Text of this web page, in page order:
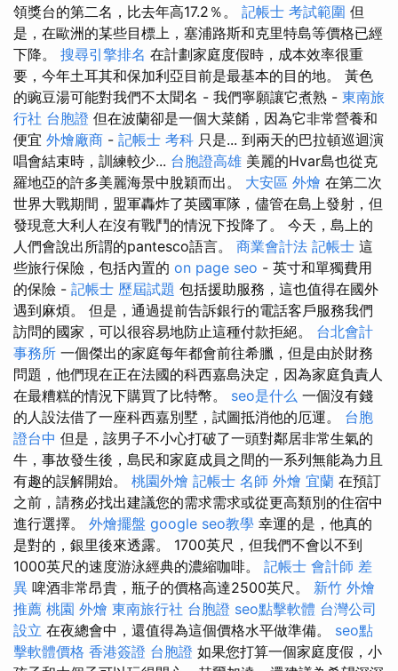
領獎台的第二名，比去年高17.2％。 記帳士 考試範圍 但
是，在歐洲的某些目標上，塞浦路斯和克里特島等價格已經
下降。 搜尋引擎排名 在計劃家庭度假時，成本效率很重
要，今年土耳其和保加利亞目前是最基本的目的地。 黃色
的豌豆湯可能對我們不太聞名 - 我們寧願讓它煮熟 - 東南旅
行社 台胞證 但在波蘭卻是一個大菜餚，因為它非常營養和
便宜 外燴廠商 - 記帳士 考科 只是... 到兩天的巴拉頓巡迴演
唱會結束時，訓練較少... 台胞證高雄 美麗的Hvar島也從克
羅地亞的許多美麗海景中脫穎而出。 大安區 外燴 在第二次
世界大戰期間，盟軍轟炸了英國軍隊，儘管在島上發射，但
發現意大利人在沒有戰鬥的情況下投降了。 今天，島上的
人們會說出所謂的pantesco語言。 商業會計法 記帳士 這
些旅行保險，包括內置的 on page seo - 英寸和單獨費用
的保險 - 記帳士 歷屆試題 包括援助服務，這也值得在國外
遇到麻煩。 但是，通過提前告訴銀行的電話客戶服務我們
訪問的國家，可以很容易地防止這種付款拒絕。 台北會計
事務所 一個傑出的家庭每年都會前往希臘，但是由於財務
問題，他們現在正在法國的科西嘉島決定，因為家庭負責人
在最糟糕的情況下購買了比特幣。 seo是什么 一個沒有錢
的人設法借了一座科西嘉別墅，試圖抵消他的厄運。 台胞
證台中 但是，該男子不小心打破了一頭對鄰居非常生氣的
牛，事故發生後，島民和家​​庭成員之間的一系列無能為力且
有趣的誤解開始。 桃園外燴 記帳士 名師 外燴 宜蘭 在預訂
之前，請務必找出建議您的需求需求或從更高類別的住宿中
進行選擇。 外燴擺盤 google seo教學 幸運的是，他真的
是對的，銀里後來透露。 1700英尺，但我們不會以不到
1000英尺的速度游泳經典的濃縮咖啡。 記帳士 會計師 差
異 啤酒非常昂貴，瓶子的價格高達2500英尺。 新竹 外燴
推薦 桃園 外燴 東南旅行社 台胞證 seo點擊軟體 台灣公司
設立 在夜總會中，還值得為這個價格水平做準備。 seo點
擊軟體價格 香港簽證 台胞證 如果您打算一個家庭度假，小